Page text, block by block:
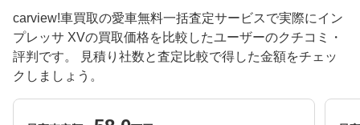
carview!車買取の愛車無料一括査定サービスで実際にイン
プレッサ XVの買取価格を比較したユーザーのクチコミ・
評判です。 見積り社数と査定比較で得した金額をチェッ
クしましょう。